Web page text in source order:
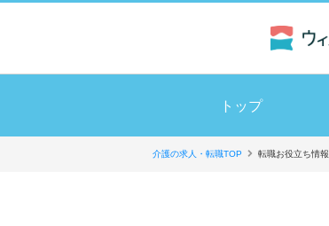
トップ
介護の求人・転職TOP 転職お役立ち情報